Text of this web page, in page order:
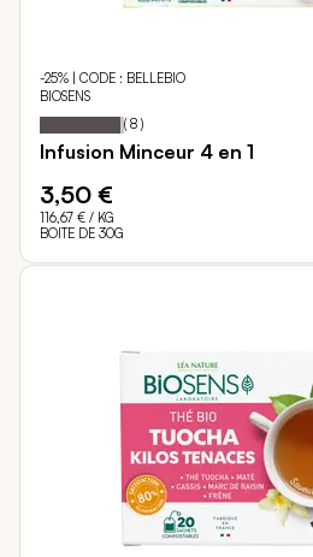
-25% | CODE : BELLEBIO
BIOSENS
Notation: 95
% of
( 8 )
Infusion Minceur 4 en 1
3,50 €
116,67 € / KG
BOITE DE 30G